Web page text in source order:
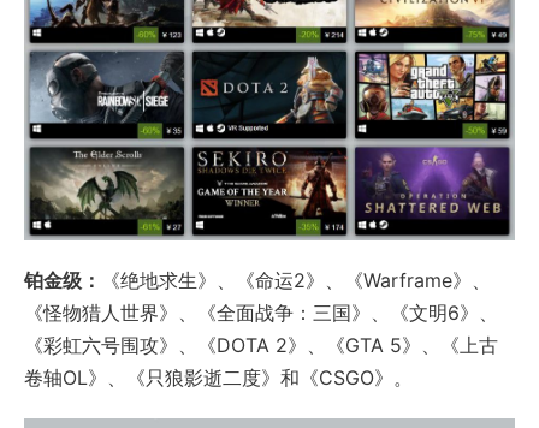
铂金级：
《绝地求生》、《命运2》、《Warframe》、
《怪物猎人世界》、《全面战争：三国》、《文明6》、
《彩虹六号围攻》、《DOTA 2》、《GTA 5》、《上古
卷轴OL》、《只狼影逝二度》和《CSGO》。